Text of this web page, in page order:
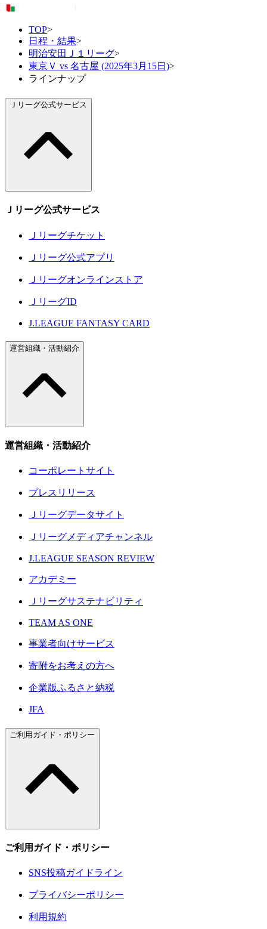
TOP>
日程・結果>
明治安田Ｊ１リーグ>
東京Ｖ vs 名古屋 (2025年3月15日)>
ラインナップ
Ｊリーグ公式サービス
Ｊリーグ公式サービス
Ｊリーグチケット
Ｊリーグ公式アプリ
Ｊリーグオンラインストア
ＪリーグID
J.LEAGUE FANTASY CARD
運営組織・活動紹介
運営組織・活動紹介
コーポレートサイト
プレスリリース
Ｊリーグデータサイト
Ｊリーグメディアチャンネル
J.LEAGUE SEASON REVIEW
アカデミー
Ｊリーグサステナビリティ
TEAM AS ONE
事業者向けサービス
寄附をお考えの方へ
企業版ふるさと納税
JFA
ご利用ガイド・ポリシー
ご利用ガイド・ポリシー
SNS投稿ガイドライン
プライバシーポリシー
利用規約